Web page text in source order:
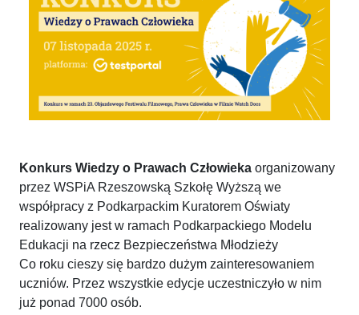
Konkurs Wiedzy o Prawach Człowieka organizowany
przez WSPiA Rzeszowską Szkołę Wyższą we
współpracy z Podkarpackim Kuratorem Oświaty
realizowany jest w ramach Podkarpackiego Modelu
Edukacji na rzecz Bezpieczeństwa Młodzieży
Co roku cieszy się bardzo dużym zainteresowaniem
uczniów. Przez wszystkie edycje uczestniczyło w nim
już ponad 7000 osób.